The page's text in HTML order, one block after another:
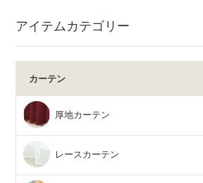
アイテムカテゴリー
カーテン
厚地カーテン
レースカーテン